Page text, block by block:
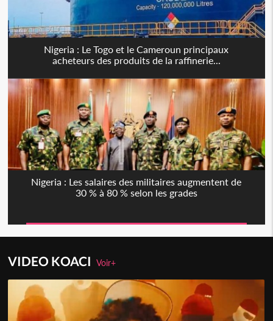
Nigeria : Le Togo et le Cameroun principaux
acheteurs des produits de la raffinerie...
Nigeria : Les salaires des militaires augmentent de
30 % à 80 % selon les grades
VIDEO KOACIVoir+